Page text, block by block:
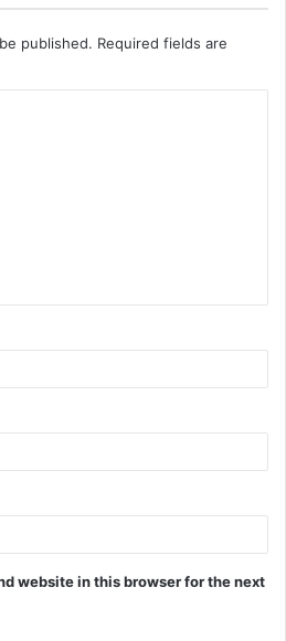
published. Required fields are
website in this browser for the next